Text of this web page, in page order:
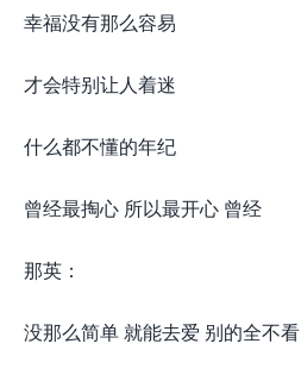
幸福没有那么容易
才会特别让人着迷
什么都不懂的年纪
曾经最掏心 所以最开心 曾经
那英：
没那么简单 就能去爱 别的全不看